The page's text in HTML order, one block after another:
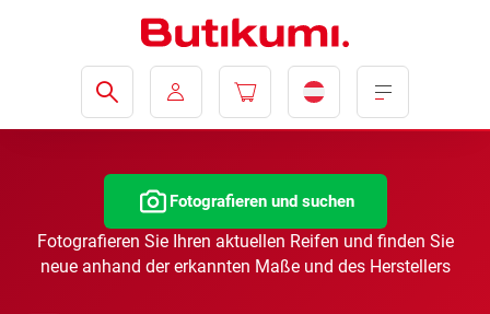
Fotografieren und suchen
Fotografieren Sie Ihren aktuellen Reifen und finden Sie
neue anhand der erkannten Maße und des Herstellers